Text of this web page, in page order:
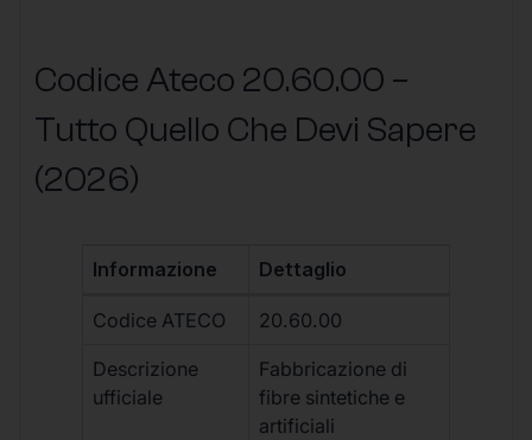
Codice Ateco 20.60.00 –
Tutto Quello Che Devi Sapere
(2026)
Informazione Dettaglio
Codice ATECO 20.60.00
Descrizione
ufficiale
Fabbricazione di
fibre sintetiche e
artificiali